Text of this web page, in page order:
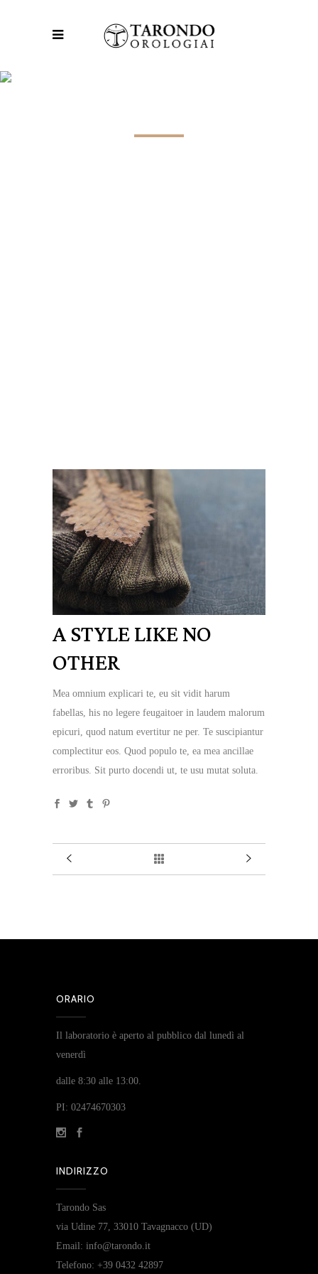
A STYLE LIKE NO
OTHER
Mea omnium explicari te, eu sit vidit harum
fabellas, his no legere feugaitoer in laudem malorum
epicuri, quod natum evertitur ne per. Te suscipiantur
complectitur eos. Quod populo te, ea mea ancillae
erroribus. Sit purto docendi ut, te usu mutat soluta.
ORARIO
Il laboratorio è aperto al pubblico dal lunedì al
venerdì
dalle 8:30 alle 13:00.
PI: 02474670303
INDIRIZZO
Tarondo Sas
via Udine 77, 33010 Tavagnacco (UD)
Email: info@tarondo.it
Telefono: +39 0432 42897